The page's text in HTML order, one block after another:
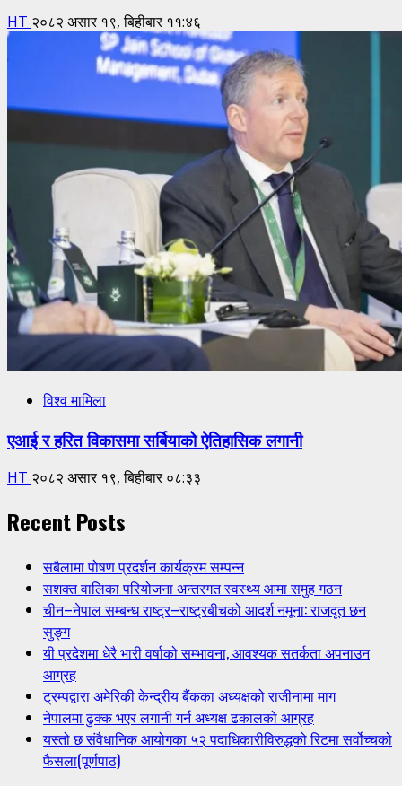
HT २०८२ असार १९, बिहीबार ११:४६
विश्व मामिला
एआई र हरित विकासमा सर्बियाको ऐतिहासिक लगानी
HT २०८२ असार १९, बिहीबार ०८:३३
Recent Posts
सबैलामा पोषण प्रदर्शन कार्यक्रम सम्पन्न
सशक्त वालिका परियोजना अन्तरगत स्वस्थ्य आमा समुह गठन
चीन–नेपाल सम्बन्ध राष्ट्र–राष्ट्रबीचको आदर्श नमूना: राजदूत छन
सुङ्ग
यी प्रदेशमा धेरै भारी वर्षाको सम्भावना, आवश्यक सतर्कता अपनाउन
आग्रह
ट्रम्पद्वारा अमेरिकी केन्द्रीय बैंकका अध्यक्षको राजीनामा माग
नेपालमा ढुक्क भएर लगानी गर्न अध्यक्ष ढकालको आग्रह
यस्तो छ संवैधानिक आयोगका ५२ पदाधिकारीविरुद्धको रिटमा सर्वोच्चको
फैसला(पूर्णपाठ)